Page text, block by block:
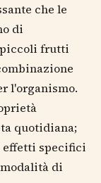
che le
di
frutti
l'organismo.
quotidiana;
effetti specifici
di